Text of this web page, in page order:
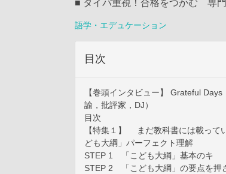
■ タイパ重視！合格をつかむ 専門
語学・エデュケーション
目次
【巻頭インタビュー】 Grateful
諭，批評家，DJ）
目次
【特集１】 まだ教科書には載って
ども大綱」パーフェクト理解
STEP 1 「こども大綱」基本のキ
STEP 2 「こども大綱」の要点を押